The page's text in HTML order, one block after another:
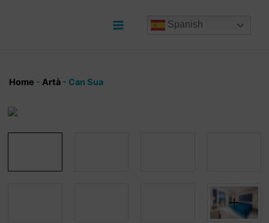
Spanish
Home - Artà- Can Sua